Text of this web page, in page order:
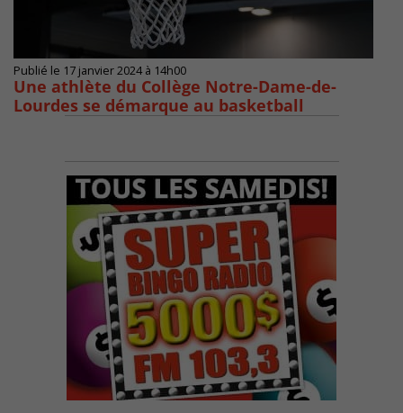
Publié le 17 janvier 2024 à 14h00
Une athlète du Collège Notre-Dame-de-
Lourdes se démarque au basketball